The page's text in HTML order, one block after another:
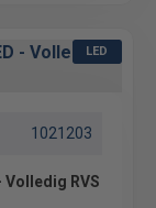
LED
1021203
Volledig RVS